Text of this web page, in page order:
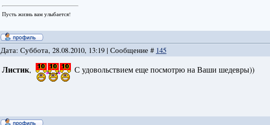
Пусть жизнь вам улыбается!
Дата: Суббота, 28.08.2010, 13:19 | Сообщение # 145
Листик, С удовольствием еще посмотрю на Ваши шедевры))